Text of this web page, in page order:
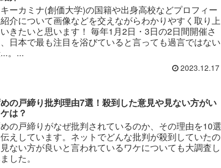
ーカミナ(創価大学)の国籍や出身高校などプロフィー
介について画像などを交えながらわかりやすく取り上
きたいと思います！ 毎年1月2日・3日の2日間開催さ
日本で最も注目を浴びていると言っても過言ではない
。...
2023.12.17
の戸締り批判理由7選！殺到した意見や見ない方がい
は？
の戸締りがなぜ批判されているのか、その理由を10選
えしています。ネットでどんな批判が殺到していたの
ない方が良いと言われているワケについても大調査し
した。